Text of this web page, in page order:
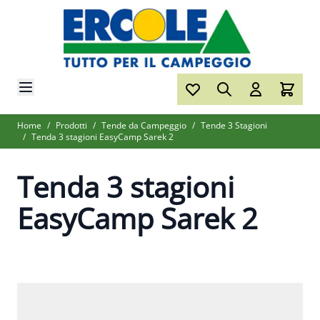
Salta al contenuto
Home / Prodotti / Tende da Campeggio / Tende 3 Stagioni
/ Tenda 3 stagioni EasyCamp Sarek 2
Tenda 3 stagioni
EasyCamp Sarek 2